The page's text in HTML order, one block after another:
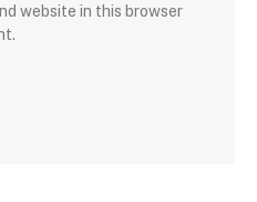
website in this browser